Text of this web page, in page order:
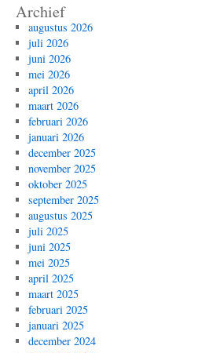
Archief
augustus 2026
juli 2026
juni 2026
mei 2026
april 2026
maart 2026
februari 2026
januari 2026
december 2025
november 2025
oktober 2025
september 2025
augustus 2025
juli 2025
juni 2025
mei 2025
april 2025
maart 2025
februari 2025
januari 2025
december 2024